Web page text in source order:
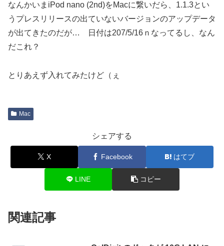
なんかいまiPod nano (2nd)をMacに繋いだら、1.1.3とい
うプレスリリースの出ていないバージョンのアップデータ
が出てきたのだが… 日付は207/5/16ｎなってるし、なん
だこれ？
とりあえず入れてみたけど（ぇ
Mac
シェアする
X Facebook はてブ
LINE コピー
関連記事